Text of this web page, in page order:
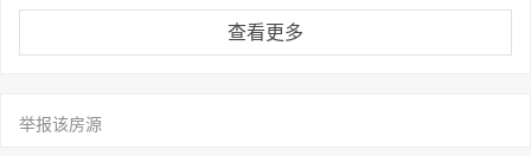
查看更多
举报该房源